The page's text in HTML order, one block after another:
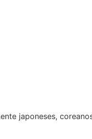
japoneses,